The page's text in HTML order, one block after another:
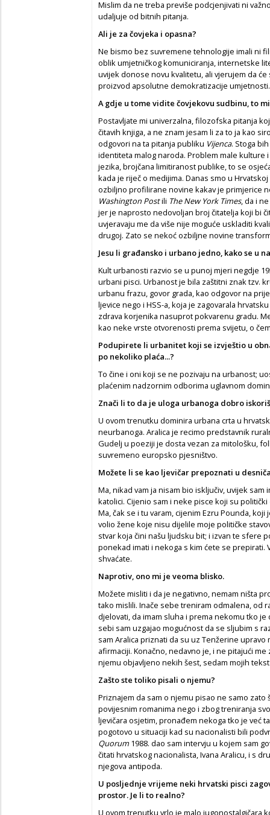
Mislim da ne treba previše podcjenjivati ni
udaljuje od bitnih pitanja.
Ali je za čovjeka i opasna?
Ne bismo bez suvremene tehnologije imali ni
oblik umjetničkog komuniciranja, internetske
uvijek donose novu kvalitetu, ali vjerujem da
proizvod apsolutne demokratizacije umjetnosti.
A gdje u tome vidite čovjekovu sudbinu, to
Postavljate mi univerzalna, filozofska pitanja
čitavih knjiga, a ne znam jesam li za to ja kao
odgovori na ta pitanja publiku Vijenca. Stoga
identiteta malog naroda. Problem male kulture
jezika, brojčana limitiranost publike, to se
kada je riječ o medijima. Danas smo u
ozbiljno profilirane novine kakav je primjerice
Washington Postili The New York Times, da i
jer je naprosto nedovoljan broj čitatelja koji bi
uvjeravaju me da više nije moguće uskladiti
drugoj. Zato se nekoć ozbiljne novine
Jesu li građansko i urbano jedno, kako se u
Kult urbanosti razvio se u punoj mjeri negdje
urbani pisci. Urbanost je bila zaštitni znak tzv.
urbanu frazu, govor grada, kao odgovor na
ljevice nego i HSS-a, koja je zagovarala
zdrava korjenika nasuprot pokvarenu gradu.
kao neke vrste otvorenosti prema svijetu, o
Podupirete li urbanitet koji se izvještio u
po nekoliko plaća...?
To čine i oni koji se ne pozivaju na urbanost;
plaćenim nadzornim odborima uglavnom
Znači li to da je uloga urbanoga dobro
U ovom trenutku dominira urbana crta u
neurbanoga. Aralica je recimo predstavnik
Gudelj u poeziji je dosta vezan za mitološku,
suvremeno europsko pjesništvo.
Možete li se kao ljevičar prepoznati u desnič
Ma, nikad vam ja nisam bio isključiv, uvijek
katolici. Cijenio sam i neke pisce koji su
Ma, čak se i tu varam, cijenim Ezru Pounda,
volio žene koje nisu dijelile moje političke
stvar koja čini našu ljudsku bit; i izvan te sfere
ponekad imati i nekoga s kim ćete se prepirati.
shvaćate.
Naprotiv, ono mi je veoma blisko.
Možete misliti i da je negativno, nemam ništa
tako mislili. Inače sebe treniram odmalena, od
djelovati, da imam sluha i prema nekomu tko
sebi sam uzgajao mogućnost da se sljubim s
sam Aralica priznati da su uz Tenžerine
afirmaciji. Konačno, nedavno je, i ne pitajući
njemu objavljeno nekih šest, sedam mojih
Zašto ste toliko pisali o njemu?
Priznajem da sam o njemu pisao ne samo
povijesnim romanima nego i zbog treniranja
ljevičara osjetim, pronađem nekoga tko je već
pogotovo u situaciji kad su nacionalisti bili
Quorum 1988. dao sam intervju u kojem sam
čitati hrvatskog nacionalista, Ivana Aralicu, i s
njegova antipoda.
U posljednje vrijeme neki hrvatski pisci
prostor. Je li to realno?